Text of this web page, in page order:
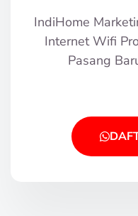
IndiHome
Internet Wifi
Pasang